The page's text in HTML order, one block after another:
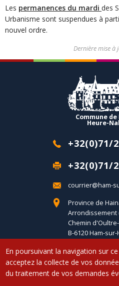
Les permanences du mardi des
Urbanisme sont suspendues à
nouvel ordre.
Dernière mise à
Commune
Heure-
+32(0)71/
+32(0)71/
courrier@ham-
Province de
Arrondissement
Chemin
B-6120 Ham-
Copyright © 2017 Commune d'Ham-
En poursuivant la navigation sur
acceptez la collecte de vos
du traitement de vos demandes